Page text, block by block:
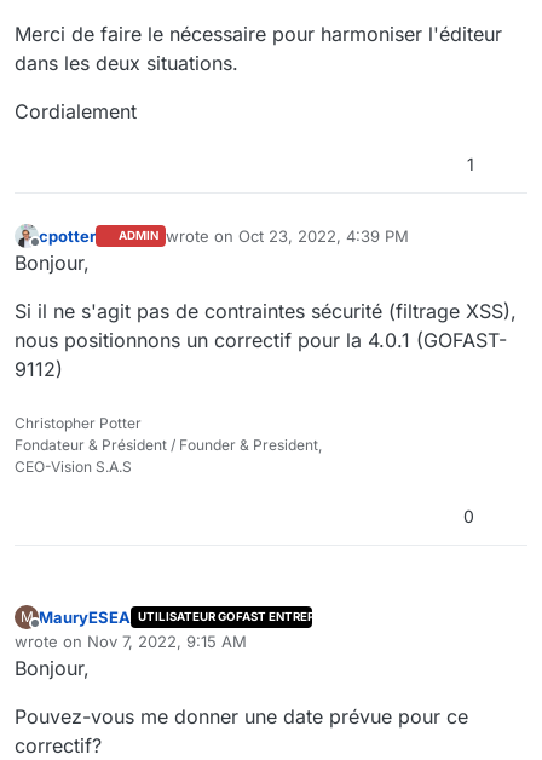
Merci de faire le nécessaire pour harmoniser l'éditeur
dans les deux situations.
Cordialement
1
Offline
cpotter ADMIN wrote on Oct 23, 2022, 4:39 PM
last edited by
Bonjour,
Si il ne s'agit pas de contraintes sécurité (filtrage XSS),
nous positionnons un correctif pour la 4.0.1 (GOFAST-
9112)
Christopher Potter
Fondateur & Président / Founder & President,
CEO-Vision S.A.S
0
M
Offline
MauryESEA UTILISATEUR GOFAST ENTREPRISE
wrote on Nov 7, 2022, 9:15 AM
last edited by
Bonjour,
Pouvez-vous me donner une date prévue pour ce
correctif?